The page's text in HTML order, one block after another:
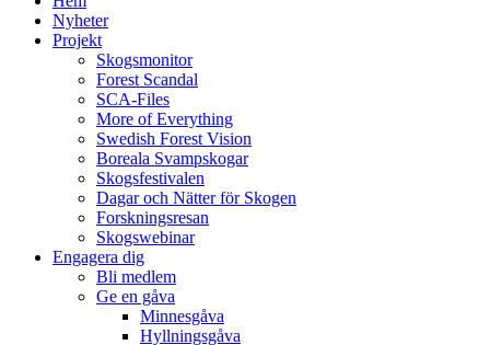
Nyheter
Projekt
Skogsmonitor
Forest Scandal
SCA-Files
More of Everything
Swedish Forest Vision
Boreala Svampskogar
Skogsfestivalen
Dagar och Nätter för Skogen
Forskningsresan
Skogswebinar
Engagera dig
Bli medlem
Ge en gåva
Minnesgåva
Hyllningsgåva